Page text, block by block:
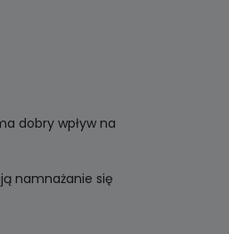
dobry wpływ na
namnażanie się